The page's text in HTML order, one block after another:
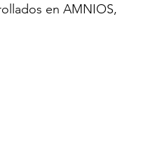
en AMNIOS,